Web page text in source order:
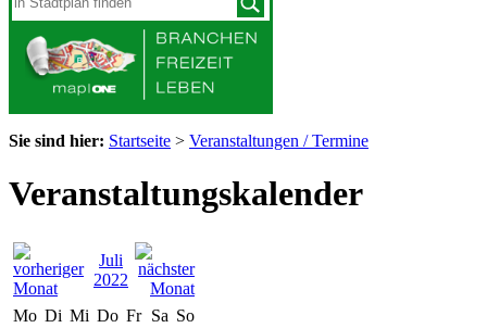
Sie sind hier: Startseite > Veranstaltungen / Termine
Veranstaltungskalender
Juli
2022
Mo Di Mi Do Fr Sa So